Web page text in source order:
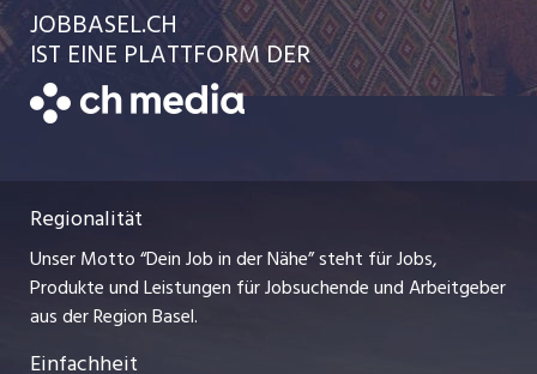
Festanstellungen
Temporäre Jobs
Lehrstellen
Ferienjobs
Schnittstelle
AGB
Datenschutzerklärung
Impressum
Stellenmeldepflicht
Bewerber-Cockpit
jobbern.ch
zentraljob.ch
myjob.ch
jobzüri.ch
JOBBASEL.CH
IST EINE PLATTFORM DER
Regionalität
Unser Motto “Dein Job in der Nähe” steht für Jobs,
Produkte und Leistungen für Jobsuchende und Arbeitgeber
aus der Region Basel.
Einfachheit